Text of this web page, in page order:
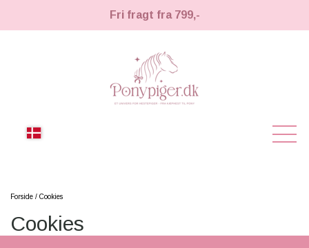
Fri fragt fra 799,-
Forside Cookies
Cookies